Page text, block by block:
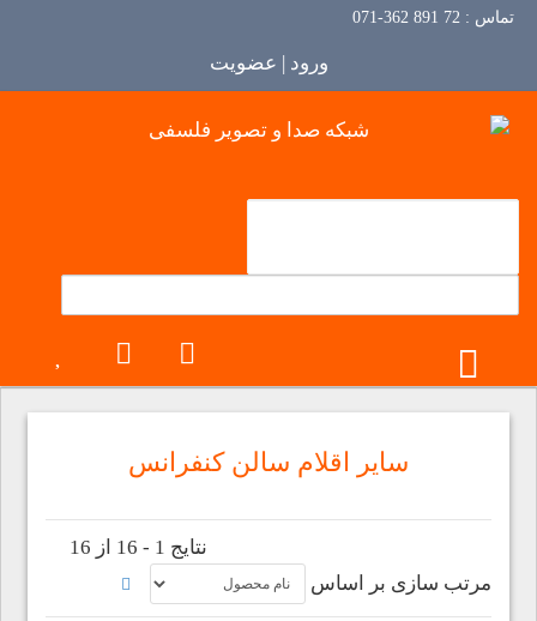
تماس : 72 891 362-071
ورود | عضویت
TOGGLE MENU
سایر اقلام سالن کنفرانس
نتایج 1 - 16 از 16
مرتب سازی بر اساس